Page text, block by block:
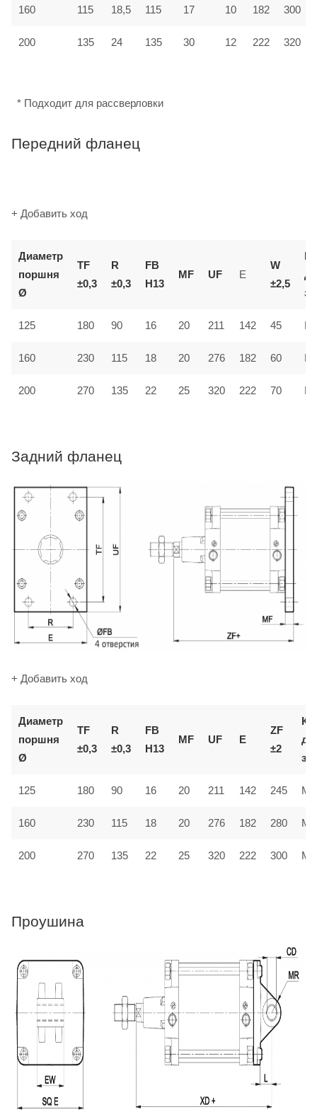
160 115 18,5 115 17 10 182 300
200 135 24 135 30 12 222 320
* Подходит для рассверловки
Передний фланец
+ Добавить ход
Диаметр
поршня
Ø
TF
±0,3
R
±0,3
FB
H13
MF UF E
W
±2,5
125 180 90 16 20 211 142 45
160 230 115 18 20 276 182 60
200 270 135 22 25 320 222 70
Задний фланец
+ Добавить ход
Диаметр
поршня
Ø
TF
±0,3
R
±0,3
FB
H13
MF UF E
ZF
±2
125 180 90 16 20 211 142 245
160 230 115 18 20 276 182 280
200 270 135 22 25 320 222 300
Проушина